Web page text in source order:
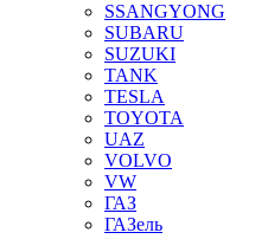
SSANGYONG
SUBARU
SUZUKI
TANK
TESLA
TOYOTA
UAZ
VOLVO
VW
ГАЗ
ГАЗель